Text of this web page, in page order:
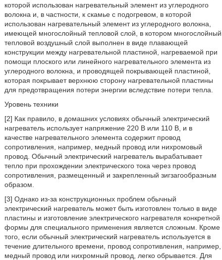
которой использован нагревательный элемент из углеродного
волокна и, в частности, к скамье с подогревом, в которой
использован нагревательный элемент из углеродного волокна,
имеющей многослойный тепловой слой, в котором многослойный
тепловой воздушный слой выполнен в виде плавающей
конструкции между нагревательной пластиной, нагреваемой при
помощи плоского или линейного нагревательного элемента из
углеродного волокна, и проводящей покрывающей пластиной,
которая покрывает верхнюю сторону нагревательной пластины
для предотвращения потери энергии вследствие потери тепла.
Уровень техники
[2] Как правило, в домашних условиях обычный электрический
нагреватель использует напряжение 220 В или 110 В, и в
качестве нагревательного элемента содержит провод
сопротивления, например, медный провод или нихромовый
провод. Обычный электрический нагреватель вырабатывает
тепло при прохождении электрического тока через провод
сопротивления, размещенный и закрепленный зигзагообразным
образом.
[3] Однако из-за конструкционных проблем обычный
электрический нагреватель может быть изготовлен только в виде
пластины и изготовление электрического нагревателя конкретной
формы для специального применения является сложным. Кроме
того, если обычный электрический нагреватель используется в
течение длительного времени, провод сопротивления, например,
медный провод или нихромный провод, легко обрывается. Для